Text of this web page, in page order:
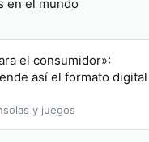
en el mundo
el consumidor»:
así el formato digital
y juegos